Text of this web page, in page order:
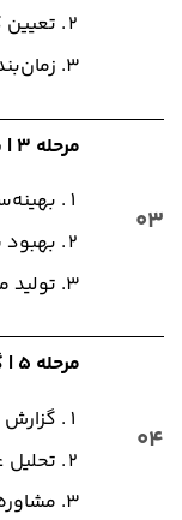
03
مرحله ۳ | شروع بهینه‌سازی سایت
تولید
04
مرحله ۵ | گزارش و تحلیل نتایج
گزارش
تحلیل